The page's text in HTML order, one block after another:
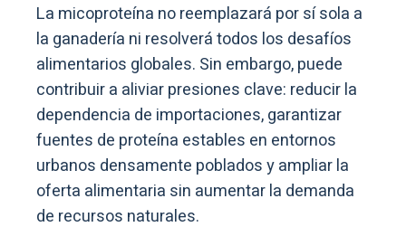
La micoproteína no reemplazará por sí sola a
la ganadería ni resolverá todos los desafíos
alimentarios globales. Sin embargo, puede
contribuir a aliviar presiones clave: reducir la
dependencia de importaciones, garantizar
fuentes de proteína estables en entornos
urbanos densamente poblados y ampliar la
oferta alimentaria sin aumentar la demanda
de recursos naturales.